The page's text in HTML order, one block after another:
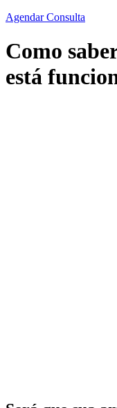
Agendar Consulta
Como
está